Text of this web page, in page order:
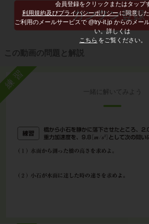
会員登録をクリックまたはタップ
利用規約及びプライバシーポリシー に同意し
ご利用のメールサービスで @try-it.jp からのメー
い。詳しくは
こちら をご覧ください。
この動画の問題と解説
練習
一緒に解いてみよう